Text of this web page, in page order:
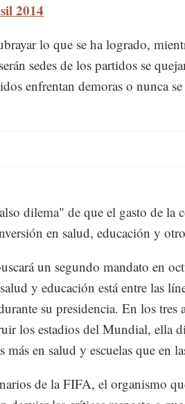
2014
lo que se ha logrado,
sedes de los partidos se
enfrentan demoras o nunca
dilema" de que el gasto de la
en salud, educación y
un segundo mandato en
y educación está entre las
su presidencia. En los tres
los estadios del Mundial, ella
más en salud y escuelas que en
de la FIFA, el organismo